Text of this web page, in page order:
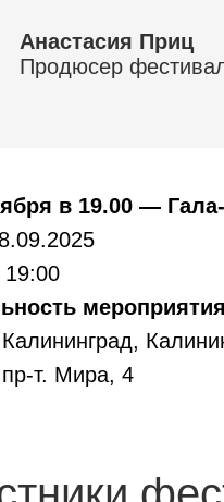
Анастасия Приц
Продюсер
в 19.00 —
19:00
Калининград,
пр-т. Мира, 4